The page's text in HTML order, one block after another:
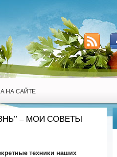
НА САЙТЕ
– МОИ СОВЕТЫ
техники наших